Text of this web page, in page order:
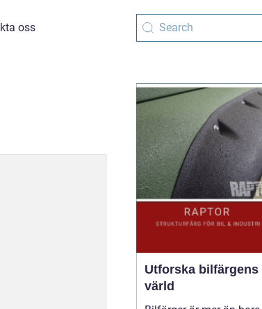
oss
Utforska bilfärgens
värld